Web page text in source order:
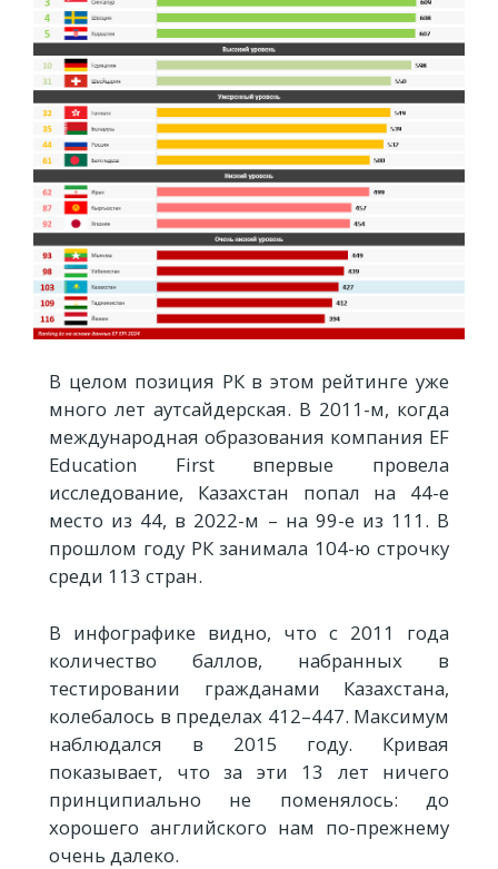
В целом позиция РК в этом рейтинге уже
много лет аутсайдерская. В 2011-м, когда
международная образования компания EF
Education First впервые провела
исследование, Казахстан попал на 44-е
место из 44, в 2022-м – на 99-е из 111. В
прошлом году РК занимала 104-ю строчку
среди 113 стран.
В инфографике видно, что с 2011 года
количество баллов, набранных в
тестировании гражданами Казахстана,
колебалось в пределах 412–447. Максимум
наблюдался в 2015 году. Кривая
показывает, что за эти 13 лет ничего
принципиально не поменялось: до
хорошего английского нам по-прежнему
очень далеко.